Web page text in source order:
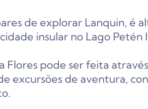
de explorar Lanquin, é
insular no Lago Petén
Flores pode ser feita
excursões de aventura,